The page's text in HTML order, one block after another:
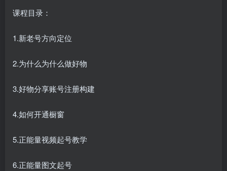
课程目录：
1.新老号方向定位
2.为什么为什么做好物
3.好物分享账号注册构建
4.如何开通橱窗
5.正能量视频起号教学
6.正能量图文起号